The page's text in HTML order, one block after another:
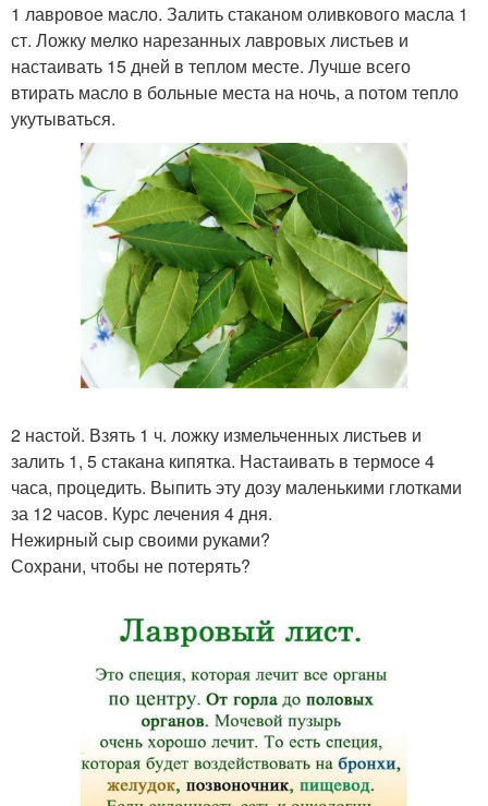
1 лавровое масло. Залить стаканом оливкового масла 1
ст. Ложку мелко нарезанных лавровых листьев и
настаивать 15 дней в теплом месте. Лучше всего
втирать масло в больные места на ночь, а потом тепло
укутываться.
2 настой. Взять 1 ч. ложку измельченных листьев и
залить 1, 5 стакана кипятка. Настаивать в термосе 4
часа, процедить. Выпить эту дозу маленькими глотками
за 12 часов. Курс лечения 4 дня.
Нежирный сыр своими руками?
Сохрани, чтобы не потерять?